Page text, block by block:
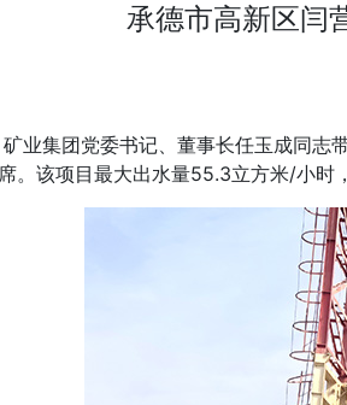
承德市高新区闫
业集团党委书记、董事长任玉成同志
。该项目最大出水量55.3立方米/小时